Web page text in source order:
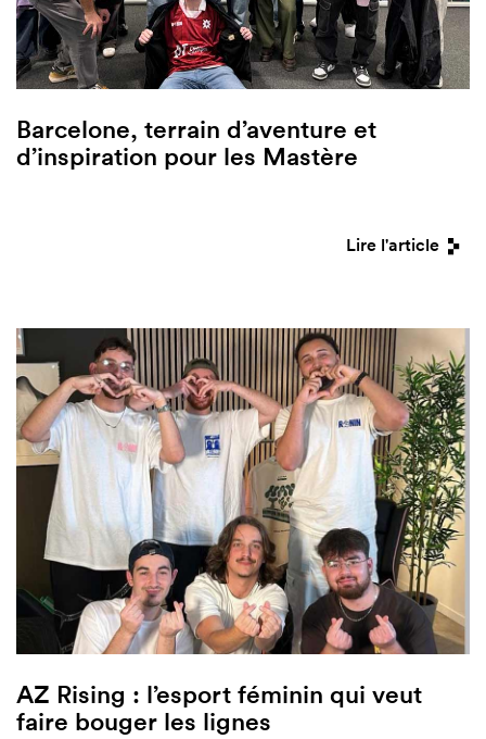
Barcelone, terrain d’aventure et
d’inspiration pour les Mastère
Lire l'article
AZ Rising : l’esport féminin qui veut
faire bouger les lignes